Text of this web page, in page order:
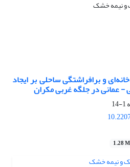
و برافراشتگی ساحلی بر ایجاد
- عمانی در جلگه غربی مکران
1-14
1.28 M